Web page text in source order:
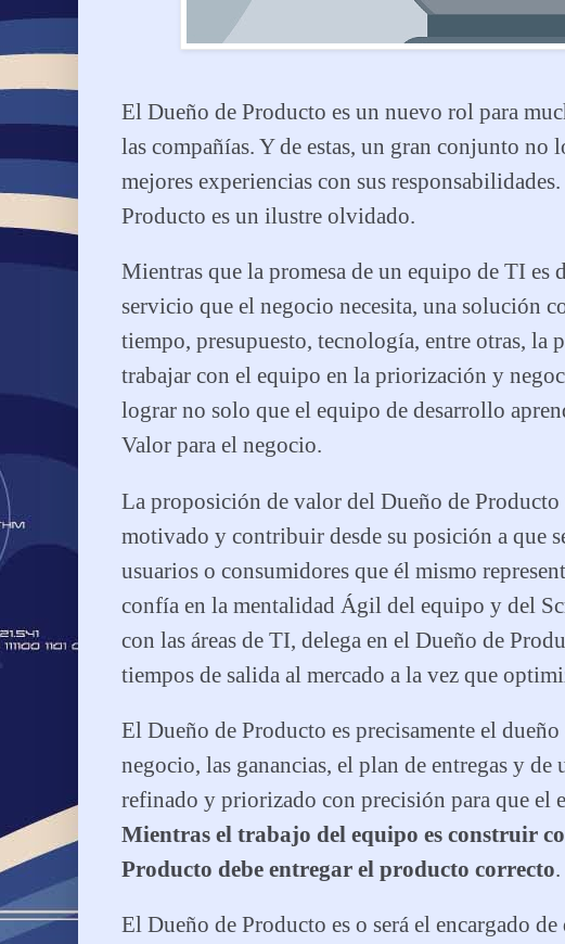
El Dueño de Producto es un nuevo rol para
las compañías. Y de estas, un gran conjunto
mejores experiencias con sus
Producto es un ilustre olvidado.
Mientras que la promesa de un equipo de TI
servicio que el negocio necesita, una solución
tiempo, presupuesto, tecnología, entre otras, la
trabajar con el equipo en la priorización y
lograr no solo que el equipo de desarrollo
Valor para el negocio.
La proposición de valor del Dueño de
motivado y contribuir desde su posición a que
usuarios o consumidores que él mismo
confía en la mentalidad Ágil del equipo y del
con las áreas de TI, delega en el Dueño de
tiempos de salida al mercado a la vez que
El Dueño de Producto es precisamente el
negocio, las ganancias, el plan de entregas y
refinado y priorizado con precisión para que el
Mientras el trabajo del equipo es construir
Producto debe entregar el producto correcto
El Dueño de Producto es o será el encargado